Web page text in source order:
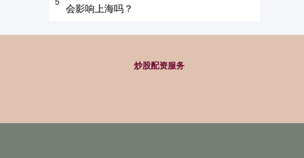
会影响上海吗？
炒股配资服务